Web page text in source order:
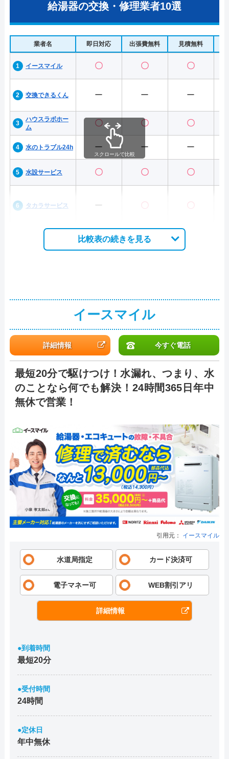
給湯器の交換・修理業者10選
業者名 即日対応 出張費無料 見積無料
イースマイル 〇 〇 〇
交換できるくん ー ー ー
ハウスラボホー
ム
〇 〇 〇
水のトラブル24h ー ー ー
水設サービス 〇 〇 〇
タカラサービス ー 〇 〇
スクロールで比較
比較表の続きを見る
イースマイル
詳細情報 今すぐ電話
最短20分で駆けつけ！水漏れ、つまり、水
のことなら何でも解決！24時間365日年中
無休で営業！
引用元： イースマイル
水道局指定 カード決済可
電子マネー可 WEB割引アリ
詳細情報
●到着時間
最短20分
●受付時間
24時間
●定休日
年中無休